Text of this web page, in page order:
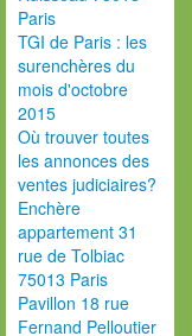
Paris
TGI de Paris : les
surenchères du
mois d'octobre
2015
Où trouver toutes
les annonces des
ventes judiciaires?
Enchère
appartement 31
rue de Tolbiac
75013 Paris
Pavillon 18 rue
Fernand Pelloutier